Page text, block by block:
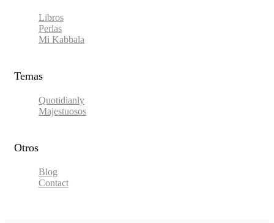
Libros
Perlas
Mi Kabbala
Temas
Quotidianly
Majestuosos
Otros
Blog
Contact